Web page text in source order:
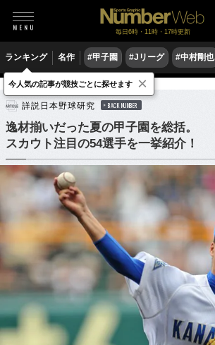
毎日6時・11時・17時更新
ランキング 名作 #甲子園 #Jリーグ #中村剛也
野球 高校野球 ドラフト会議
詳説日本野球研究 BACK NUMBER
逸材揃いだった夏の甲子園を総括。
スカウト注目の54選手を一挙紹介！
今人気の記事が競技ごとに探せます ×